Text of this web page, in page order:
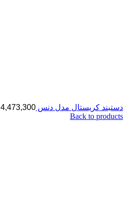
دستبند کریستال مدل دنس 4,473,300
Back to products